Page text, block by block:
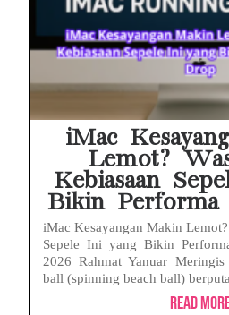
iMac
Lemot?
Kebiasaan
Bikin
iMac Kesayangan Makin
Sepele Ini yang Bikin
2026 Rahmat Yanuar
ball (spinning beach ball)
Read